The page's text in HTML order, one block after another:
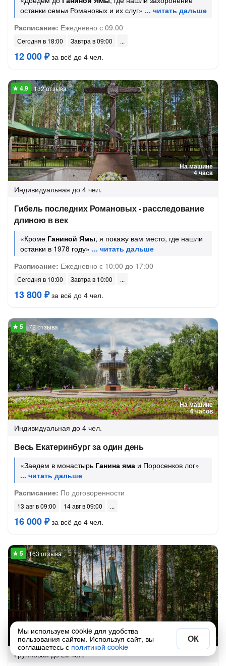
останки семьи Романовых и их слуг»
Расписание: Ежедневно с 09.00
Сегодня в 18:00 Завтра в 09:00
12 000 ₽за всё до 4 чел.
На машине
4 часа
132 отзыва
Индивидуальная до 4 чел.
Гибель последних Романовых - расследование
длиною в век
«Кроме Ганиной Ямы, я покажу вам место, где нашли
останки в 1978 году»
Расписание: Ежедневно с 10:00 до 17:00
Сегодня в 10:00 Завтра в 10:00
13 800 ₽за всё до 4 чел.
На машине
6 часов
72 отзыва
Индивидуальная до 4 чел.
Весь Екатеринбург за один день
«Заедем в монастырь Ганина яма и Поросенков лог»
Расписание: По договоренности
13 авг в 09:00 14 авг в 09:00
16 000 ₽за всё до 4 чел.
На автобусе
5 часов
163 отзыва
Групповая до 20 чел.
Мы используем cookie для удобства
пользования сайтом. Используя сайт, вы
соглашаетесь с политикой cookie
ОК